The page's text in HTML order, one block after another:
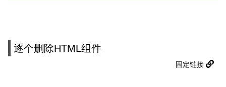
逐个删除HTML组件
固定链接